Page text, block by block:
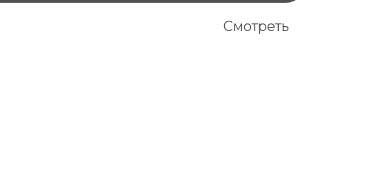
Смотреть